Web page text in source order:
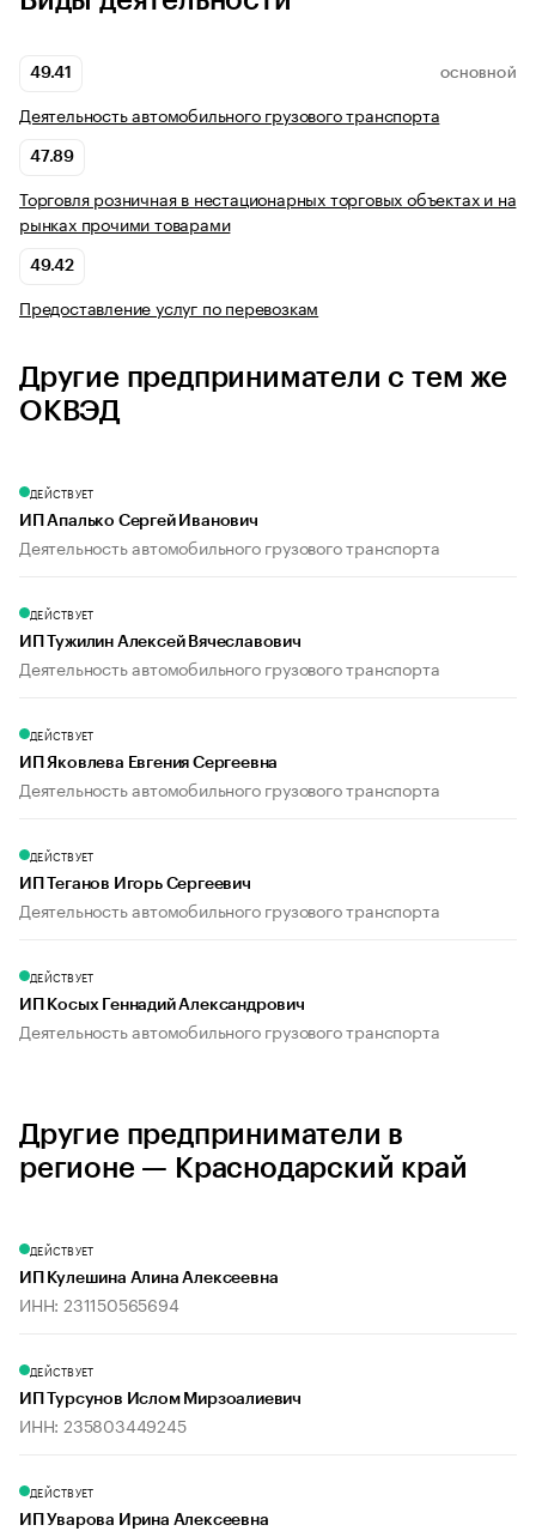
49.41 ОСНОВНОЙ
Деятельность автомобильного грузового транспорта
47.89
Торговля розничная в нестационарных торговых объектах и на
рынках прочими товарами
49.42
Предоставление услуг по перевозкам
Другие предприниматели с тем же
ОКВЭД
ДЕЙСТВУЕТ
ИП Апалько Сергей Иванович
Деятельность автомобильного грузового транспорта
ДЕЙСТВУЕТ
ИП Тужилин Алексей Вячеславович
Деятельность автомобильного грузового транспорта
ДЕЙСТВУЕТ
ИП Яковлева Евгения Сергеевна
Деятельность автомобильного грузового транспорта
ДЕЙСТВУЕТ
ИП Теганов Игорь Сергеевич
Деятельность автомобильного грузового транспорта
ДЕЙСТВУЕТ
ИП Косых Геннадий Александрович
Деятельность автомобильного грузового транспорта
Другие предприниматели в
регионе — Краснодарский край
ДЕЙСТВУЕТ
ИП Кулешина Алина Алексеевна
ИНН: 231150565694
ДЕЙСТВУЕТ
ИП Турсунов Ислом Мирзоалиевич
ИНН: 235803449245
ДЕЙСТВУЕТ
ИП Уварова Ирина Алексеевна